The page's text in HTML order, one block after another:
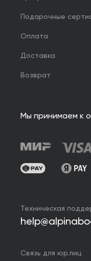
Подарочные
Оплата
Доставка
Возврат
Мы принимаем к
Техническая
Связь для юр.лиц